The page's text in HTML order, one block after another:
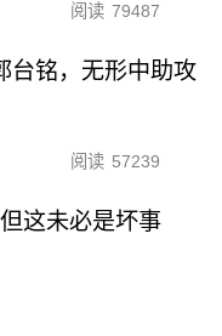
阅读 79487
台铭，无形中助攻
阅读 57239
这未必是坏事